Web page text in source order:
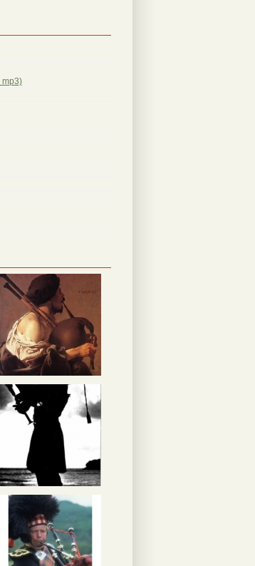
mp3)